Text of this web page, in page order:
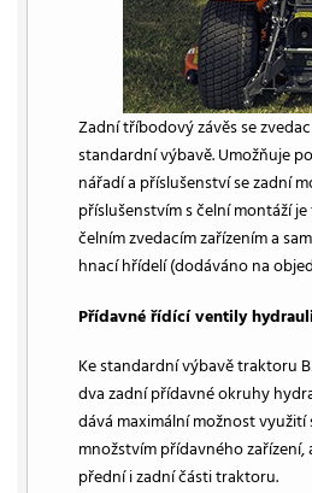
Zadní tříbodový závěs se
standardní výbavě. Umožňuje
nářadí a příslušenství se zadní
příslušenstvím s čelní montáží
čelním zvedacím zařízením a
hnací hřídelí (dodáváno na
Přídavné řídící ventily
Ke standardní výbavě traktoru
dva zadní přídavné okruhy
dává maximální možnost využití
množstvím přídavného
přední i zadní části traktoru.